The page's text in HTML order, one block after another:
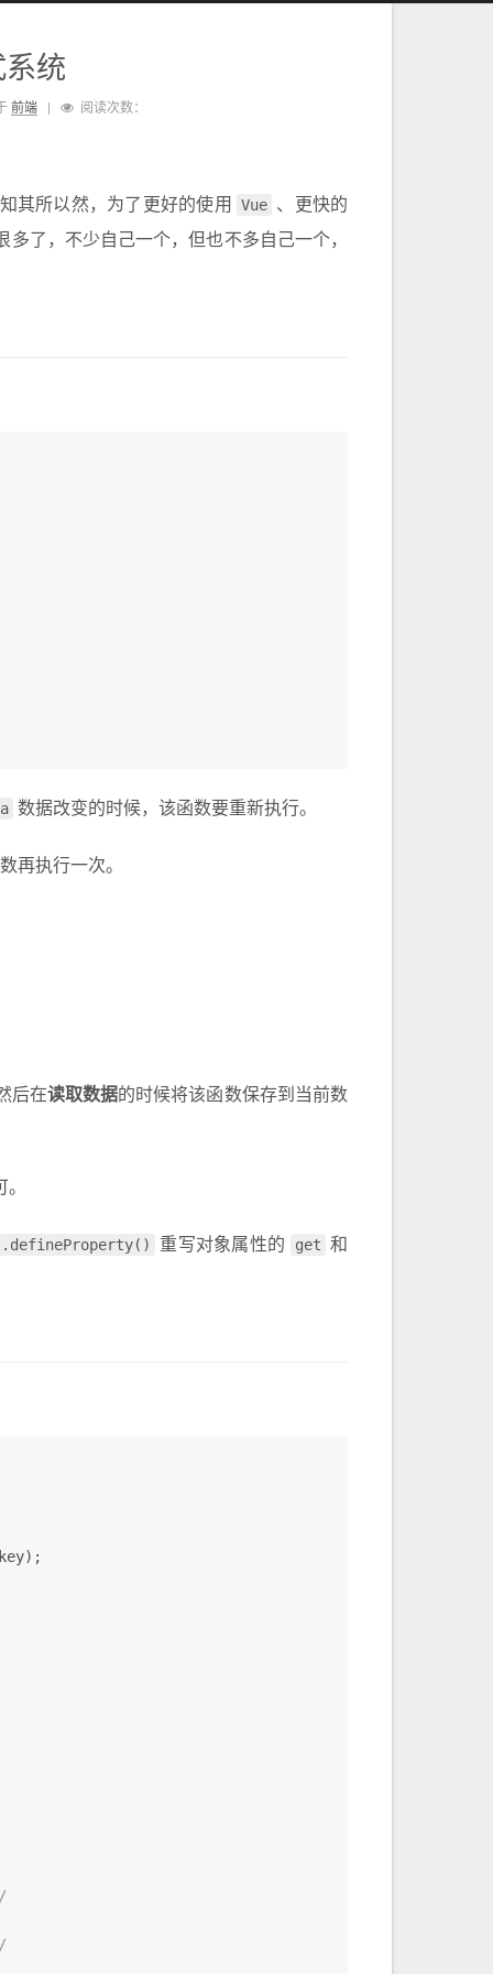
统
前端 阅读次数：
其所以然，为了更好的使用 Vue 、更快的
多了，不少自己一个，但也不多自己一个，
数据改变的时候，该函数要重新执行。
再执行一次。
后在读取数据的时候将该函数保存到当前数
重写对象属性的 get 和